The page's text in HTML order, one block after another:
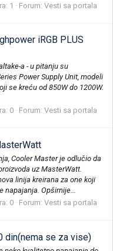
1 Forum: Vesti sa portala
iRGB PLUS
a - u pitanju su
Power Supply Unit, modeli
se kreću od 850W do 1200W.
0 Forum: Vesti sa portala
Cooler Master je odlučio da
uz MasterWatt.
linija kreirana za one koji
Opširnije...
0 Forum: Vesti sa portala
din(nema se za vise)